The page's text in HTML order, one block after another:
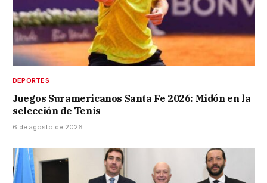
DEPORTES
Juegos Suramericanos Santa Fe 2026: Midón en la
selección de Tenis
6 de agosto de 2026